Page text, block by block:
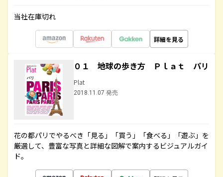
当社在庫切れ
詳細を見る
０１ 地球の歩き方 Ｐｌａｔ パリ
Plat
2018.11.07 発売
花の都パリでやるべき「見る」「買う」「食べる」「遊ぶ」を
厳選して、豊富な写真と詳細な図解で案内するビジュアルガイ
ド。